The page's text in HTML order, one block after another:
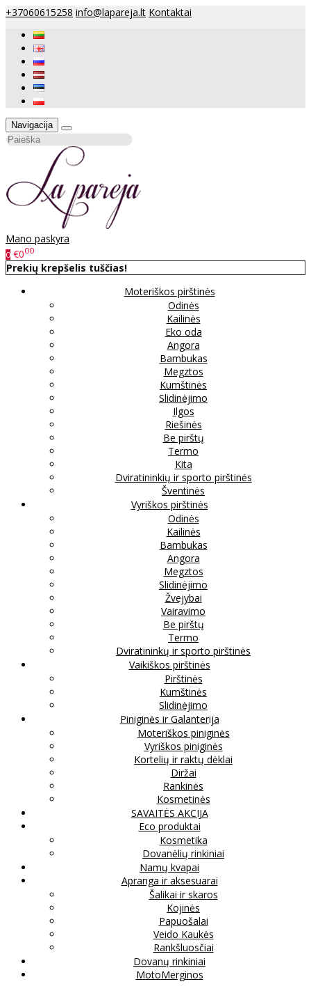
+37060615258 info@lapareja.lt Kontaktai
Navigacija
Mano paskyra
0 €000
Prekių krepšelis tuščias!
Moteriškos pirštinės
Odinės
Kailinės
Eko oda
Angora
Bambukas
Megztos
Kumštinės
Slidinėjimo
Ilgos
Riešinės
Be pirštų
Termo
Kita
Dviratininkių ir sporto pirštinės
Šventinės
Vyriškos pirštinės
Odinės
Kailinės
Bambukas
Angora
Megztos
Slidinėjimo
Žvejybai
Vairavimo
Be pirštų
Termo
Dviratininkų ir sporto pirštinės
Vaikiškos pirštinės
Pirštinės
Kumštinės
Slidinėjimo
Piniginės ir Galanterija
Moteriškos piniginės
Vyriškos piniginės
Kortelių ir raktų dėklai
Diržai
Rankinės
Kosmetinės
SAVAITĖS AKCIJA
Eco produktai
Kosmetika
Dovanėlių rinkiniai
Namų kvapai
Apranga ir aksesuarai
Šalikai ir skaros
Kojinės
Papuošalai
Veido Kaukės
Rankšluosčiai
Dovanų rinkiniai
MotoMerginos